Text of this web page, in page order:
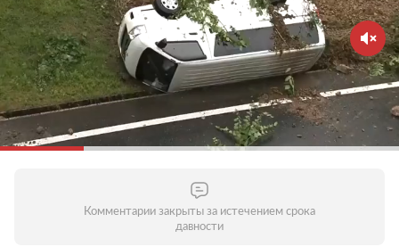
Комментарии закрыты за истечением срока
давности